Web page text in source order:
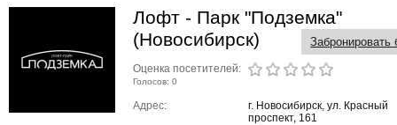
Лофт - Парк "Подземка"
(Новосибирск)
Забронировать
Оценка посетителей:
Голосов: 0
Адрес:
г. Новосибирск, ул. Красный
проспект, 161